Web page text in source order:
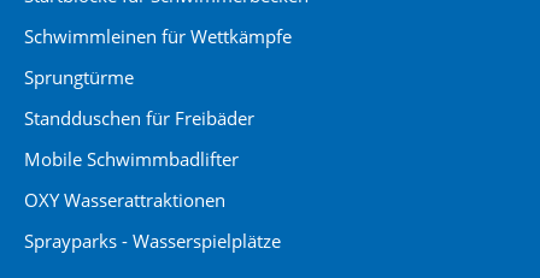
Schwimmleinen für Wettkämpfe
Sprungtürme
Standduschen für Freibäder
Mobile Schwimmbadlifter
OXY Wasserattraktionen
Sprayparks - Wasserspielplätze